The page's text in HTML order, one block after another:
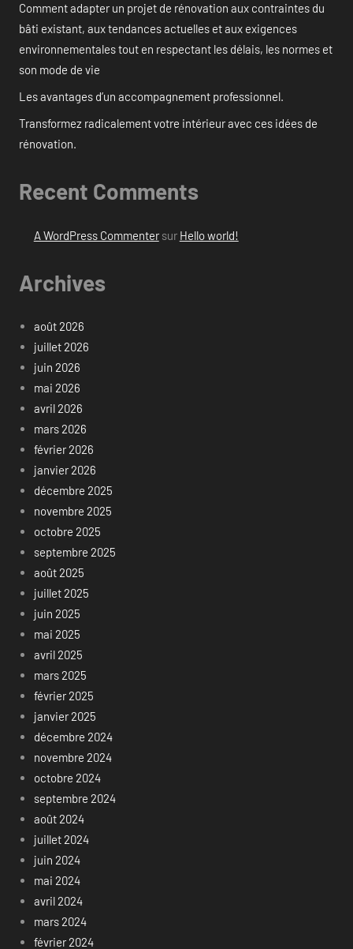
Comment adapter un projet de rénovation aux contraintes du
bâti existant, aux tendances actuelles et aux exigences
environnementales tout en respectant les délais, les normes et
son mode de vie
Les avantages d’un accompagnement professionnel.
Transformez radicalement votre intérieur avec ces idées de
rénovation.
Recent Comments
A WordPress Commentersur Hello world!
Archives
août 2026
juillet 2026
juin 2026
mai 2026
avril 2026
mars 2026
février 2026
janvier 2026
décembre 2025
novembre 2025
octobre 2025
septembre 2025
août 2025
juillet 2025
juin 2025
mai 2025
avril 2025
mars 2025
février 2025
janvier 2025
décembre 2024
novembre 2024
octobre 2024
septembre 2024
août 2024
juillet 2024
juin 2024
mai 2024
avril 2024
mars 2024
février 2024